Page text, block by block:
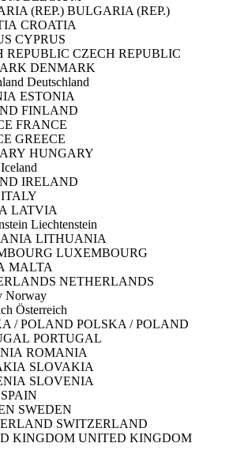
BULGARIA (REP.)
CROATIA
CYPRUS
CZECH REPUBLIC
DENMARK
Deutschland
ESTONIA
FINLAND
FRANCE
GREECE
HUNGARY
Iceland
IRELAND
ITALY
LATVIA
Liechtenstein
LITHUANIA
LUXEMBOURG
MALTA
NETHERLANDS
Norway
Österreich
POLSKA / POLAND
PORTUGAL
ROMANIA
SLOVAKIA
SLOVENIA
SPAIN
SWEDEN
SWITZERLAND
UNITED KINGDOM